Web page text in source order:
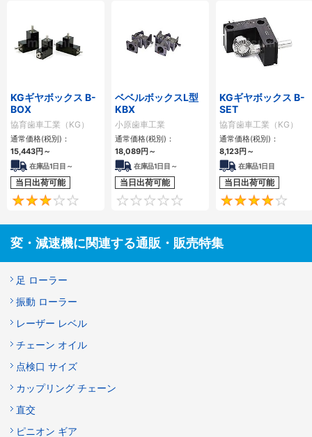
KGギヤボックス B-
BOX
協育歯車工業（KG）
通常価格(税別)：
15,443円～
在庫品1日目～
当日出荷可能
3
ベベルボックスL型
KBX
小原歯車工業
通常価格(税別)：
18,089円～
在庫品1日目～
当日出荷可能
0
KGギヤボックス B-
SET
協育歯車工業（KG）
通常価格(税別)：
8,123円～
在庫品1日目
当日出荷可能
変・減速機に関連する通販・販売特集
足 ローラー
振動 ローラー
レーザー レベル
チェーン オイル
点検口 サイズ
カップリング チェーン
直交
ピニオン ギア